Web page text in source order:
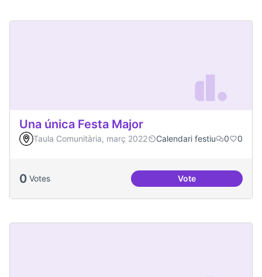
Una única Festa Major
Taula Comunitària, març 2022 Calendari festiu 0 0
0 Votes VoteUna única Festa